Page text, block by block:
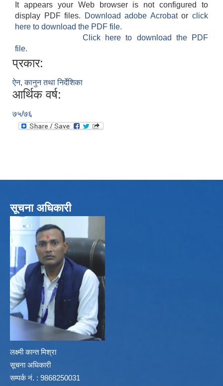
It appears your Web browser is not configured to
display PDF files.
Download adobe Acrobatorclick
here to download the PDF file.
Click here to download the PDF
file.
प्रकार:
ऐन, कानुन तथा निर्देशिका
आर्थिक वर्ष:
७५/७६
सूचना अधिकारी
लक्ष्मी कान्त मिश्रा
सूचना अधिकारी
सम्पर्क नं. : 9868250031